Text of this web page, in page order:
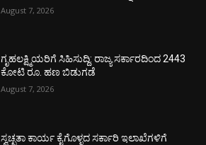
August 7, 2026
ಗೃಹಲಕ್ಷ್ಮಿಯರಿಗೆ ಸಿಹಿಸುದ್ದಿ: ರಾಜ್ಯ ಸರ್ಕಾರದಿಂದ 2443
ಕೋಟಿ ರೂ. ಹಣ ಬಿಡುಗಡೆ
August 7, 2026
ಸ್ವಚ್ಛತಾ ಕಾರ್ಯ ಕೈಗೊಳ್ಳದ ಸರ್ಕಾರಿ ಇಲಾಖೆಗಳಿಗೆ